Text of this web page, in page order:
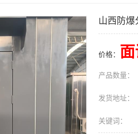
山西防爆
价格：
产品数量：
发货地址：
关键词：